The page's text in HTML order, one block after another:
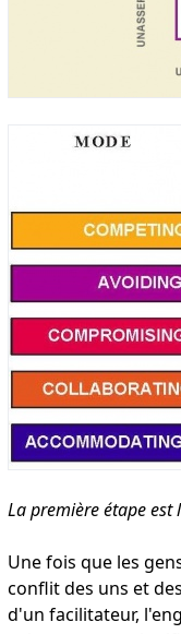
La première étape est
Une fois que les
conflit des uns et
d'un facilitateur,